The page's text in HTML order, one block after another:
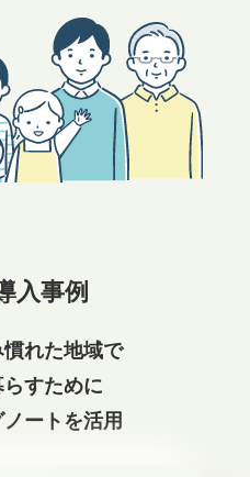
入事例
れた地域で
すために
ートを活用